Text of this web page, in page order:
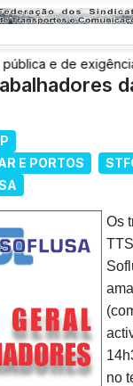
e de
de trabalho e mais
E PORTOS
Os
no